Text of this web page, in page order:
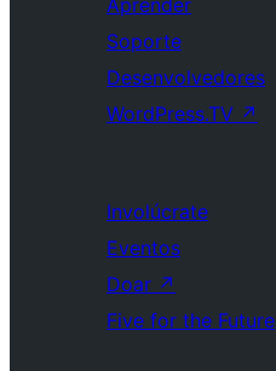
Aprender
Soporte
Desenvolvedores
WordPress.TV ↗
Involúcrate
Eventos
Doar ↗
Five for the Future